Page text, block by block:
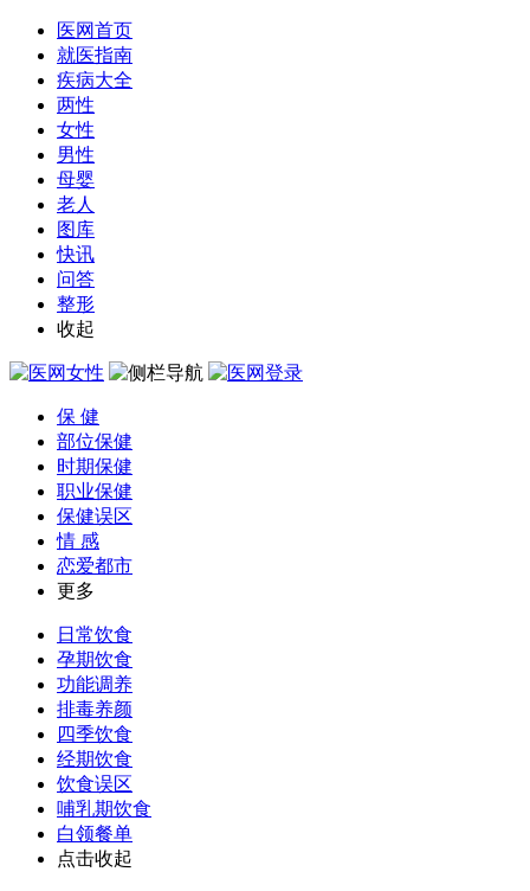
医网首页
就医指南
疾病大全
两性
女性
男性
母婴
老人
图库
快讯
问答
整形
收起
保 健
部位保健
时期保健
职业保健
保健误区
情 感
恋爱都市
更多
日常饮食
孕期饮食
功能调养
排毒养颜
四季饮食
经期饮食
饮食误区
哺乳期饮食
白领餐单
点击收起